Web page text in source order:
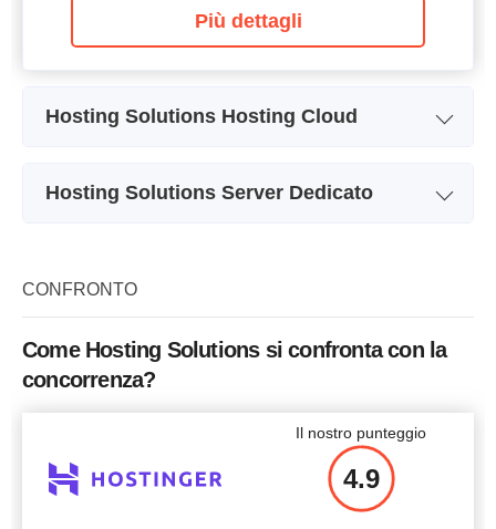
Più dettagli
Hosting Solutions Hosting Cloud
Memoria
RAM
Hosting Solutions Server Dedicato
Memoria
RAM
Prezzo $114
CONFRONTO
Come Hosting Solutions si confronta con la
concorrenza?
Il nostro punteggio
4.9